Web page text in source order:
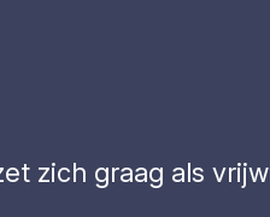
zich graag als